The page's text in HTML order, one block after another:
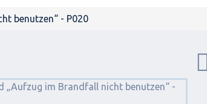
benutzen“ - P020